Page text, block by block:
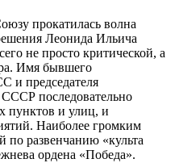
прокатилась волна
Леонида Ильича
не просто критической, а
Имя бывшего
и председателя
последовательно
пунктов и улиц, и
Наиболее громким
по развенчанию «культа
ордена «Победа».